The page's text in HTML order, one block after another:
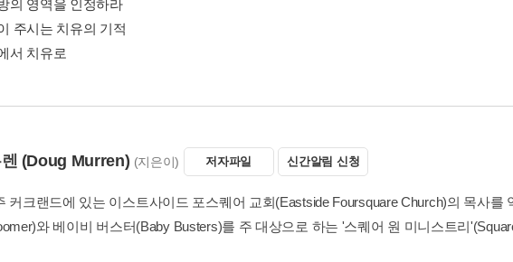
커크랜드에 있는 이스트사이드 포스퀘어 교회(Eastside Foursquare Church)의 목사를
와 베이비 버스터(Baby Busters)를 주 대상으로 하는 '스퀘어 원 미니스트리
(모두보기)